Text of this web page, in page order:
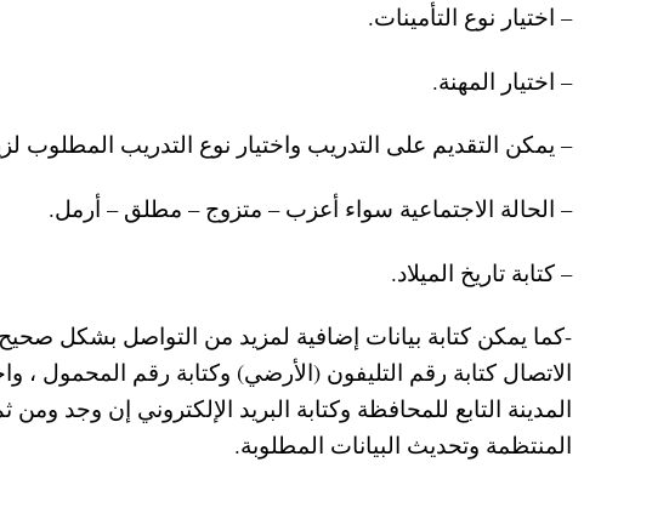
– اختيار نوع التأمينات.
– اختيار المهنة.
– يمكن التقديم على التدريب واختيار نوع التدريب المطلوب
– الحالة الاجتماعية سواء أعزب – متزوج – مطلق – أرمل.
– كتابة تاريخ الميلاد.
-كما يمكن كتابة بيانات إضافية لمزيد من التواصل بشكل
الاتصال كتابة رقم التليفون (الأرضي) وكتابة رقم المحمول ،
المدينة التابع للمحافظة وكتابة البريد الإلكتروني إن وجد
المنتظمة وتحديث البيانات المطلوبة.